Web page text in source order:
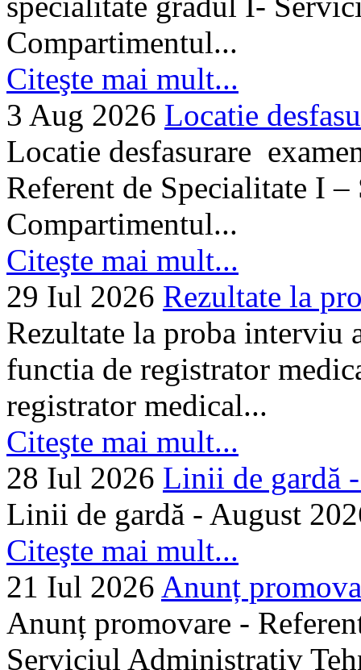
Compartimentul...
Citeşte mai mult...
3 Aug 2026 Locatie
Locatie desfasurare
Referent de Specialitate I
Compartimentul...
Citeşte mai mult...
29 Iul 2026 Rezultate la
Rezultate la proba interviu
functia de registrator
registrator medical...
Citeşte mai mult...
28 Iul 2026 Linii de gardă
Linii de gardă - August
Citeşte mai mult...
21 Iul 2026 Anunț
Anunț promovare -
Serviciul Administrativ